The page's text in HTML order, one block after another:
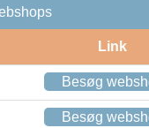
Link
Besøg
Besøg